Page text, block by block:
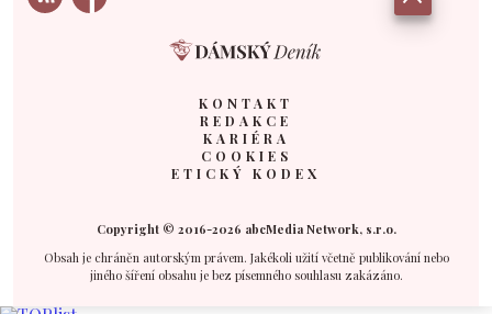
KONTAKT
REDAKCE
KARIÉRA
COOKIES
ETICKÝ KODEX
Copyright © 2016-2026 abcMedia Network, s.r.o.
Obsah je chráněn autorským právem. Jakékoli užití včetně publikování nebo
jiného šíření obsahu je bez písemného souhlasu zakázáno.